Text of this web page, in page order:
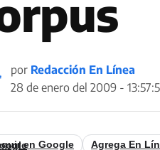
por Redacción En Línea
28 de enero del 2009 -
en Google Agrega En